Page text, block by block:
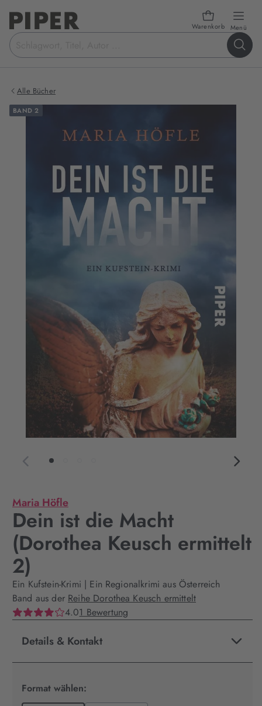
Warenkorb Menü
Suchbegriff
eingeben
Alle Bücher
BAND 2
Produktbilder
Maria Höfle
Dein ist die Macht
(Dorothea Keusch ermittelt
2)
Ein Kufstein-Krimi | Ein Regionalkrimi aus Österreich
Band aus der Reihe Dorothea Keusch ermittelt
4.01 Bewertung
Details & Kontakt
Format wählen: